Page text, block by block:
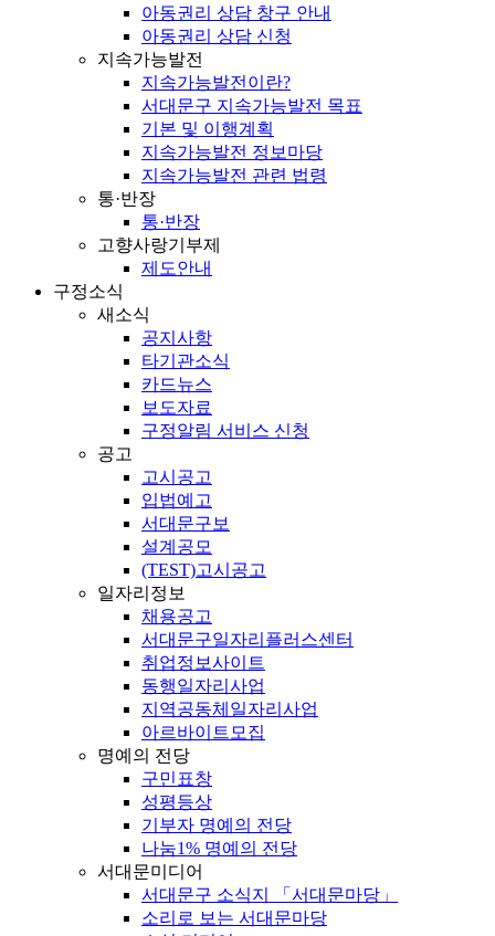
아동권리 상담 창구 안내
아동권리 상담 신청
지속가능발전
지속가능발전이란?
서대문구 지속가능발전 목표
기본 및 이행계획
지속가능발전 정보마당
지속가능발전 관련 법령
통·반장
통·반장
고향사랑기부제
제도안내
구정소식
새소식
공지사항
타기관소식
카드뉴스
보도자료
구정알림 서비스 신청
공고
고시공고
입법예고
서대문구보
설계공모
(TEST)고시공고
일자리정보
채용공고
서대문구일자리플러스센터
취업정보사이트
동행일자리사업
지역공동체일자리사업
아르바이트모집
명예의 전당
구민표창
성평등상
기부자 명예의 전당
나눔1% 명예의 전당
서대문미디어
서대문구 소식지 「서대문마당」
소리로 보는 서대문마당